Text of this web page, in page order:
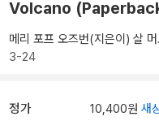
Volcano
메리 포프 오즈번(지은이) 살
3-24
정가 10,400원 새